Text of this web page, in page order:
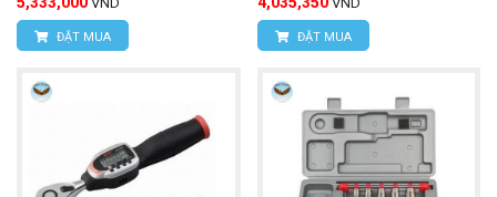
ĐẶT MUA ĐẶT MUA